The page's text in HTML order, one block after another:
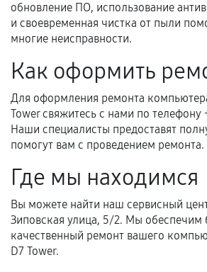
условия продления
фиксируются в документах.
Когда гарантия не
Нарушение правил
механические повреждения,
перегрев, коррозия.
Самостоятельный ремонт или
Естественный износ деталей,
предусмотрено отдельно.
Обращение после окончания
обновление ПО, использование
и своевременная чистка от пыли
многие неисправности.
Как оформить
Для оформления ремонта
Tower свяжитесь с нами по телефону
Наши специалисты предоставят
помогут вам с проведением ремонта.
Где мы находимся
Вы можете найти наш сервисный
Зиповская улица, 5/2. Мы обеспечим
качественный ремонт вашего
D7 Tower.